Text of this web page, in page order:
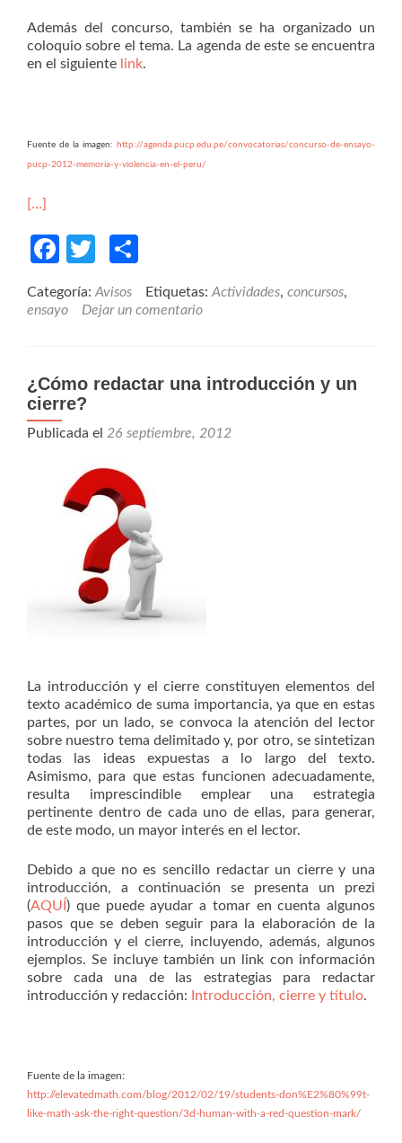
Además del concurso, también se ha organizado un
coloquio sobre el tema. La agenda de este se encuentra
en el siguiente link.
Fuente de la imagen: http://agenda.pucp.edu.pe/convocatorias/concurso-de-ensayo-
pucp-2012-memoria-y-violencia-en-el-peru/
[…]
Facebook
Twitter
Categoría: Avisos Etiquetas: Actividades, concursos,
ensayo
Dejar un comentario
¿Cómo redactar una introducción y un
cierre?
Publicada el 26 septiembre, 2012
La introducción y el cierre constituyen elementos del
texto académico de suma importancia, ya que en estas
partes, por un lado, se convoca la atención del lector
sobre nuestro tema delimitado y, por otro, se sintetizan
todas las ideas expuestas a lo largo del texto.
Asimismo, para que estas funcionen adecuadamente,
resulta imprescindible emplear una estrategia
pertinente dentro de cada uno de ellas, para generar,
de este modo, un mayor interés en el lector.
Debido a que no es sencillo redactar un cierre y una
introducción, a continuación se presenta un prezi
(AQUÍ ) que puede ayudar a tomar en cuenta algunos
pasos que se deben seguir para la elaboración de la
introducción y el cierre, incluyendo, además, algunos
ejemplos. Se incluye también un link con información
sobre cada una de las estrategias para redactar
introducción y redacción:
Introducción, cierre y título.
Fuente de la imagen:
http://elevatedmath.com/blog/2012/02/19/students-don%E2%80%99t-
like-math-ask-the-right-question/3d-human-with-a-red-question-mark/